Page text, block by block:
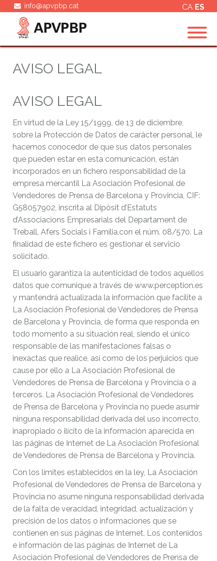
info@apvpbp.cat CA ES
AVISO LEGAL
AVISO LEGAL
En virtud de la Ley 15/1999, de 13 de diciembre,
sobre la Protección de Datos de carácter personal, le
hacemos conocedor de que sus datos personales
que pueden estar en esta comunicación, están
incorporados en un fichero responsabilidad de la
empresa mercantil La Asociación Profesional de
Vendedores de Prensa de Barcelona y Provincia, CIF:
G58057902, inscrita al Dipòsit d’Estatuts
d’Associacions Empresarials del Departament de
Treball, Afers Socials i Família,con el núm. 08/570. La
finalidad de este fichero es gestionar el servicio
solicitado.
El usuario garantiza la autenticidad de todos aquellos
datos que comunique a través de www.perception.es
y mantendrá actualizada la información que facilite a
La Asociación Profesional de Vendedores de Prensa
de Barcelona y Provincia, de forma que responda en
todo momento a su situación real, siendo el único
responsable de las manifestaciones falsas o
inexactas que realice, así como de los perjuicios que
cause por ello a La Asociación Profesional de
Vendedores de Prensa de Barcelona y Provincia o a
terceros. La Asociación Profesional de Vendedores
de Prensa de Barcelona y Provincia no puede asumir
ninguna responsabilidad derivada del uso incorrecto,
inapropiado o ilícito de la información aparecida en
las páginas de Internet de La Asociación Profesional
de Vendedores de Prensa de Barcelona y Provincia.
Con los límites establecidos en la ley, La Asociación
Profesional de Vendedores de Prensa de Barcelona y
Provincia no asume ninguna responsabilidad derivada
de la falta de veracidad, integridad, actualización y
precisión de los datos o informaciones que se
contienen en sus páginas de Internet. Los contenidos
e información de las páginas de Internet de La
Asociación Profesional de Vendedores de Prensa de